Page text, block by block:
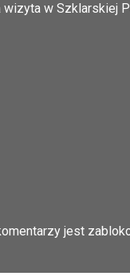
w Szklarskiej
jest